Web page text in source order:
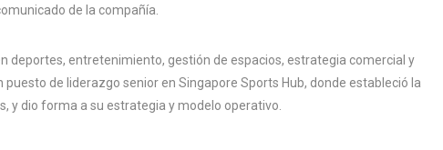
de la compañía.
deportes, entretenimiento, gestión de espacios, estrategia comercial y
de liderazgo senior en Singapore Sports Hub, donde estableció la
y dio forma a su estrategia y modelo operativo.